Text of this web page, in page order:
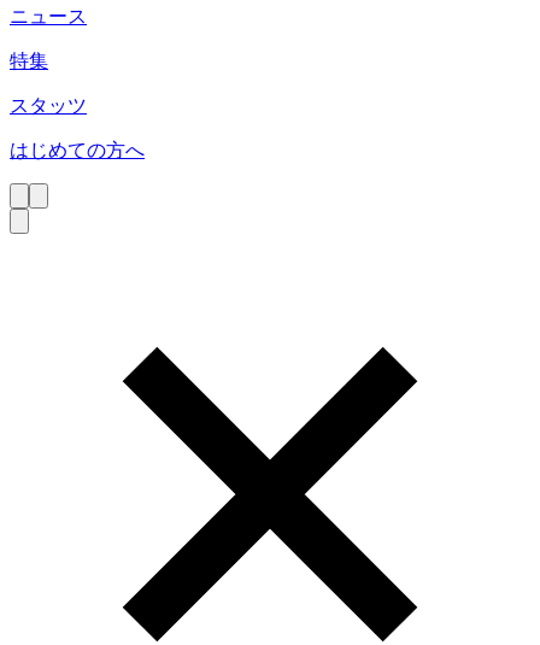
ニュース
特集
スタッツ
はじめての方へ